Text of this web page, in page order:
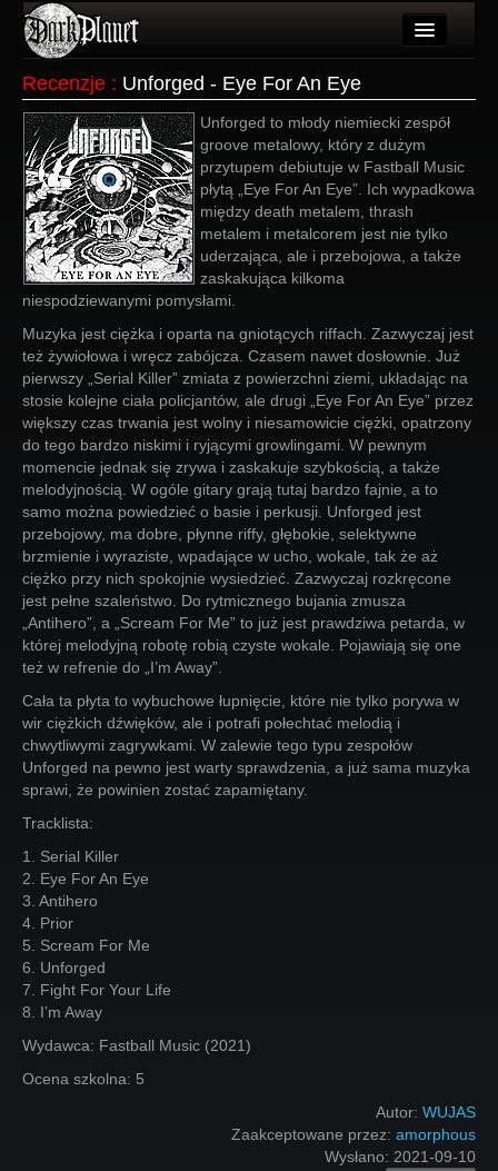
Użytkownicy
Wydarzenia
Galeria
Forum
Więcej
Login
Recenzje : Unforged - Eye For An Eye
Unforged to młody niemiecki zespół
groove metalowy, który z dużym
przytupem debiutuje w Fastball Music
płytą „Eye For An Eye”. Ich wypadkowa
między death metalem, thrash
metalem i metalcorem jest nie tylko
uderzająca, ale i przebojowa, a także
zaskakująca kilkoma
niespodziewanymi pomysłami.
Muzyka jest ciężka i oparta na gniotących riffach. Zazwyczaj jest
też żywiołowa i wręcz zabójcza. Czasem nawet dosłownie. Już
pierwszy „Serial Killer” zmiata z powierzchni ziemi, układając na
stosie kolejne ciała policjantów, ale drugi „Eye For An Eye” przez
większy czas trwania jest wolny i niesamowicie ciężki, opatrzony
do tego bardzo niskimi i ryjącymi growlingami. W pewnym
momencie jednak się zrywa i zaskakuje szybkością, a także
melodyjnością. W ogóle gitary grają tutaj bardzo fajnie, a to
samo można powiedzieć o basie i perkusji. Unforged jest
przebojowy, ma dobre, płynne riffy, głębokie, selektywne
brzmienie i wyraziste, wpadające w ucho, wokale, tak że aż
ciężko przy nich spokojnie wysiedzieć. Zazwyczaj rozkręcone
jest pełne szaleństwo. Do rytmicznego bujania zmusza
„Antihero”, a „Scream For Me” to już jest prawdziwa petarda, w
której melodyjną robotę robią czyste wokale. Pojawiają się one
też w refrenie do „I’m Away”.
Cała ta płyta to wybuchowe łupnięcie, które nie tylko porywa w
wir ciężkich dźwięków, ale i potrafi połechtać melodią i
chwytliwymi zagrywkami. W zalewie tego typu zespołów
Unforged na pewno jest warty sprawdzenia, a już sama muzyka
sprawi, że powinien zostać zapamiętany.
Tracklista:
1. Serial Killer
2. Eye For An Eye
3. Antihero
4. Prior
5. Scream For Me
6. Unforged
7. Fight For Your Life
8. I’m Away
Wydawca: Fastball Music (2021)
Ocena szkolna: 5
Autor: WUJAS
Zaakceptowane przez: amorphous
Wysłano: 2021-09-10